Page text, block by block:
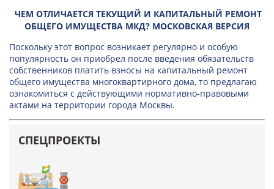
ЧЕМ ОТЛИЧАЕТСЯ ТЕКУЩИЙ И КАПИТАЛЬНЫЙ РЕМОНТ
ОБЩЕГО ИМУЩЕСТВА МКД? МОСКОВСКАЯ ВЕРСИЯ
Поскольку этот вопрос возникает регулярно и особую
популярность он приобрел после введения обязательств
собственников платить взносы на капитальный ремонт
общего имущества многоквартирного дома, то предлагаю
ознакомиться с действующими нормативно-правовыми
актами на территории города Москвы.
СПЕЦПРОЕКТЫ